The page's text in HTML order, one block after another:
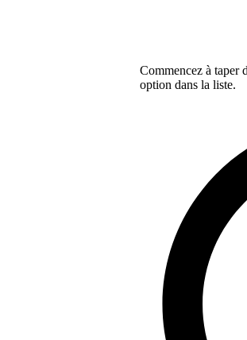
Commencez à taper
option dans la liste.